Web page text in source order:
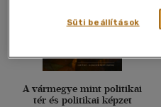
A vármegye mint politikai
tér és politikai képzet
Süti beállítások